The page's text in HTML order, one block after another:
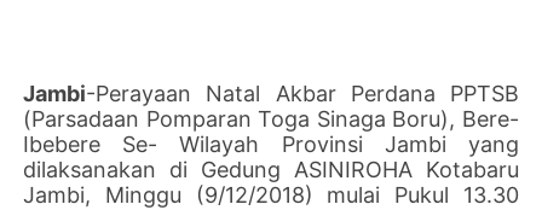
Jambi-Perayaan Natal Akbar Perdana PPTSB
(Parsadaan Pomparan Toga Sinaga Boru), Bere-
Ibebere Se- Wilayah Provinsi Jambi yang
dilaksanakan di Gedung ASINIROHA Kotabaru
Jambi, Minggu (9/12/2018) mulai Pukul 13.30